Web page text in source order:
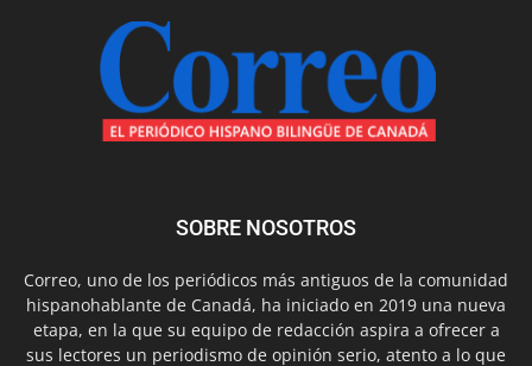
SOBRE NOSOTROS
Correo, uno de los periódicos más antiguos de la comunidad
hispanohablante de Canadá, ha iniciado en 2019 una nueva
etapa, en la que su equipo de redacción aspira a ofrecer a
sus lectores un periodismo de opinión serio, atento a lo que